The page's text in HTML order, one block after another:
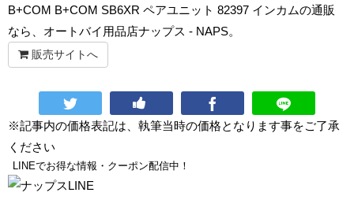
B+COM B+COM SB6XR ペアユニット 82397 インカムの通販
なら、オートバイ用品店ナップス - NAPS。
販売サイトへ
※記事内の価格表記は、執筆当時の価格となります事をご了承
ください
LINEでお得な情報・クーポン配信中！